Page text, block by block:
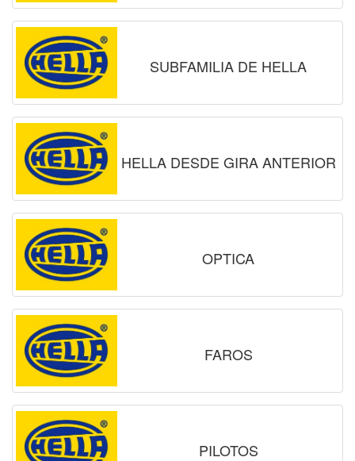
SUBFAMILIA DE HELLA
HELLA DESDE GIRA ANTERIOR
OPTICA
FAROS
PILOTOS